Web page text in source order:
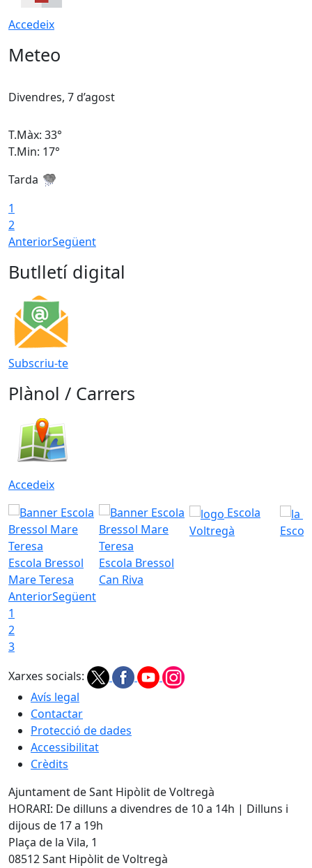
Accedeix
Meteo
Divendres, 7 d’agost
T.Màx: 33°
T.Min: 17°
Tarda
1
2
AnteriorSegüent
Butlletí digital
Subscriu-te
Plànol / Carrers
Accedeix
Escola Bressol
Mare Teresa
Escola Bressol
Can Riva
Escola
Voltregà
AnteriorSegüent
1
2
3
Xarxes socials:
Avís legal
Contactar
Protecció de dades
Accessibilitat
Crèdits
Ajuntament de Sant Hipòlit de Voltregà
HORARI: De dilluns a divendres de 10 a 14h | Dilluns i
dijous de 17 a 19h
Plaça de la Vila, 1
08512 Sant Hipòlit de Voltregà